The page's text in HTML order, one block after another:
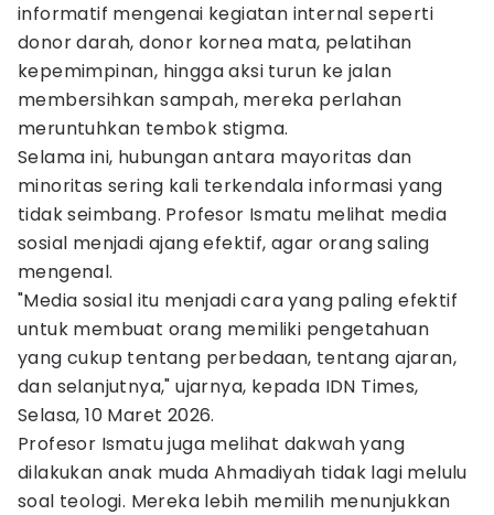
informatif mengenai kegiatan internal seperti
donor darah, donor kornea mata, pelatihan
kepemimpinan, hingga aksi turun ke jalan
membersihkan sampah, mereka perlahan
meruntuhkan tembok stigma.
Selama ini, hubungan antara mayoritas dan
minoritas sering kali terkendala informasi yang
tidak seimbang. Profesor Ismatu melihat media
sosial menjadi ajang efektif, agar orang saling
mengenal.
"Media sosial itu menjadi cara yang paling efektif
untuk membuat orang memiliki pengetahuan
yang cukup tentang perbedaan, tentang ajaran,
dan selanjutnya," ujarnya, kepada IDN Times,
Selasa, 10 Maret 2026.
Profesor Ismatu juga melihat dakwah yang
dilakukan anak muda Ahmadiyah tidak lagi melulu
soal teologi. Mereka lebih memilih menunjukkan